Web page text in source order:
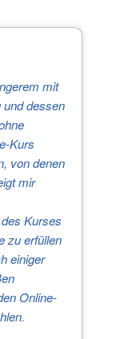
mit
dessen
Kurs
von denen
mir
Kurses
zu erfüllen
einiger
Online-